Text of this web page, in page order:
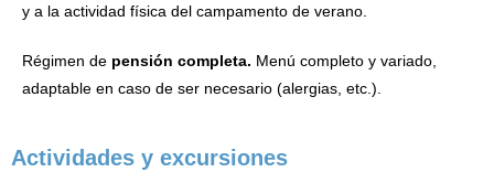
y a la actividad física del campamento de verano.
Régimen de pensión completa. Menú completo y variado,
adaptable en caso de ser necesario (alergias, etc.).
Actividades y excursiones